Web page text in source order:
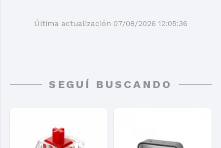
Última actualización 07/08/2026 12:05:36
SEGUÍ BUSCANDO